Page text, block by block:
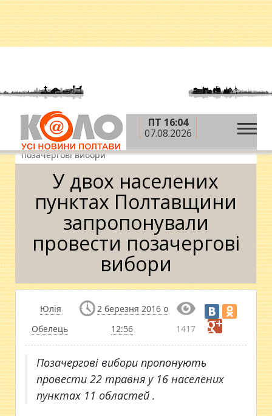
ПТ 16:04
07.08.2026
Головна » Новини » Влада »У двох населених
пунктах Полтавщини запропонували провести
позачергові вибори
У двох населених
пунктах Полтавщини
запропонували
провести позачергові
вибори
Юлія
Обелець
2 березня 2016 о
12:56
1417
Позачергові вибори пропонують
провести 22 травня у 16 населених
пунктах 11 областей .